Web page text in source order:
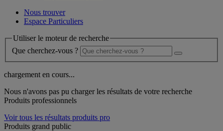
Nous trouver
Espace Particuliers
Utiliser le moteur de recherche
Que cherchez-vous ?
chargement en cours...
Nous n'avons pas pu charger les résultats de votre recherche
Produits professionnels
Voir tous les résultats produits pro
Produits grand public